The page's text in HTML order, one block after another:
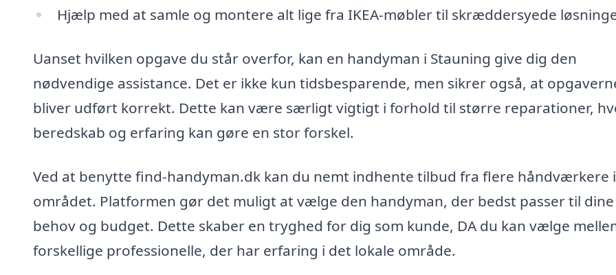
Hjælp med at samle og montere alt lige fra IKEA-møbler til skræddersyede
Uanset hvilken opgave du står overfor, kan en handyman i Stauning give dig den
nødvendige assistance. Det er ikke kun tidsbesparende, men sikrer også, at
bliver udført korrekt. Dette kan være særligt vigtigt i forhold til større reparationer,
beredskab og erfaring kan gøre en stor forskel.
Ved at benytte find-handyman.dk kan du nemt indhente tilbud fra flere håndværkere i
området. Platformen gør det muligt at vælge den handyman, der bedst passer til dine
behov og budget. Dette skaber en tryghed for dig som kunde, DA du kan vælge
forskellige professionelle, der har erfaring i det lokale område.